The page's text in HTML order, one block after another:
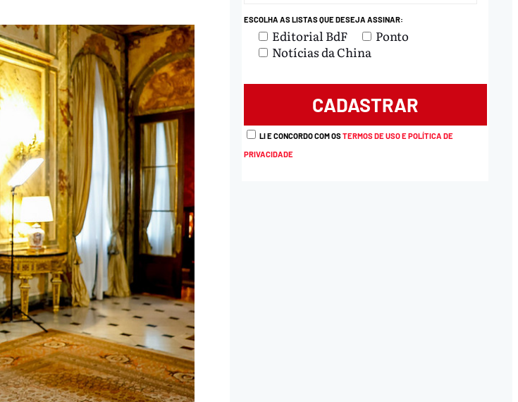
ESCOLHA AS LISTAS QUE DESEJA ASSINAR:
Editorial BdF
Ponto
Notícias da China
LI E CONCORDO COM OSTERMOS DE USO E POLÍTICA DE
PRIVACIDADE